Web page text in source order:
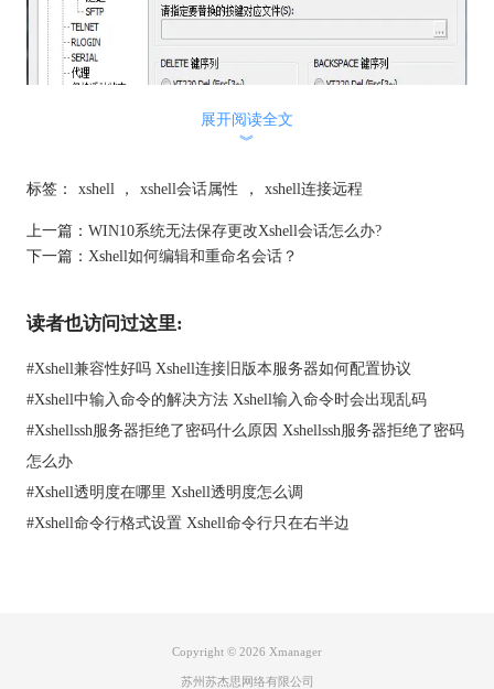
注：最近的shells如bash中通常不用退格键向后删除字符，但像
nslookup，apt-get，等需要调整的关键序列，还是需要退格键来删
以上就是退格键无法识别如何设置的解答了，希望对您有所帮
助。小编提醒大家，下载xshell需到正规官网下载。另外，xshell
数字小键盘不能使用的解决方法请查看：
使用怎么办？
展开阅读全文
︾
标签： xshell ， xshell会话属性 ， xshell连接远程
上一篇： WIN10系统无法保存更改Xshell会话怎么办?
下一篇： Xshell如何编辑和重命名会话？
读者也访问过这里:
#Xshell兼容性好吗 Xshell连接旧版本服务器如何配置协议
#Xshell中输入命令的解决方法 Xshell输入命令时会出现乱码
#Xshellssh服务器拒绝了密码什么原因 Xshellssh服务器拒绝了密码
怎么办
#Xshell透明度在哪里 Xshell透明度怎么调
#Xshell命令行格式设置 Xshell命令行只在右半边
Copyright © 2026 Xmanager
苏州苏杰思网络有限公司